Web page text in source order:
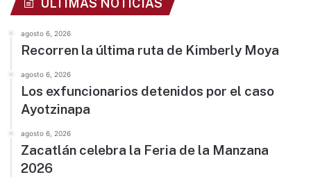
ÚLTIMAS NOTICIAS
agosto 6, 2026
Recorren la última ruta de Kimberly Moya
agosto 6, 2026
Los exfuncionarios detenidos por el caso
Ayotzinapa
agosto 6, 2026
Zacatlán celebra la Feria de la Manzana
2026